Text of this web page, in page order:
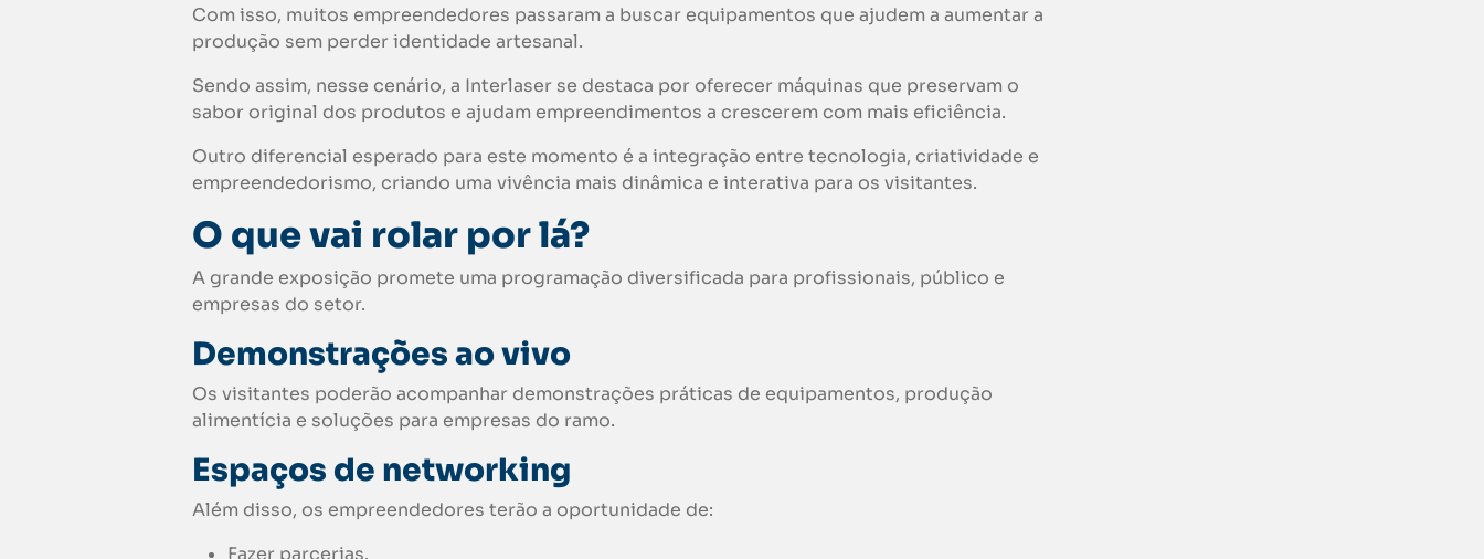
Com isso, muitos empreendedores passaram a buscar equipamentos que ajudem a aumentar a
produção sem perder identidade artesanal.
Sendo assim, nesse cenário, a Interlaser se destaca por oferecer máquinas que preservam o
sabor original dos produtos e ajudam empreendimentos a crescerem com mais eficiência.
Outro diferencial esperado para este momento é a integração entre tecnologia, criatividade e
empreendedorismo, criando uma vivência mais dinâmica e interativa para os visitantes.
O que vai rolar por lá?
A grande exposição promete uma programação diversificada para profissionais, público e
empresas do setor.
Demonstrações ao vivo
Os visitantes poderão acompanhar demonstrações práticas de equipamentos, produção
alimentícia e soluções para empresas do ramo.
Espaços de networking
Além disso, os empreendedores terão a oportunidade de: